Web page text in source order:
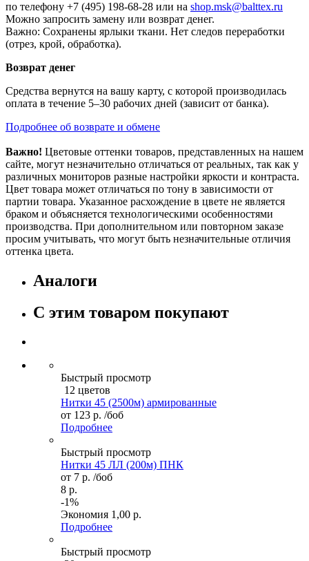
по телефону +7 (495) 198-68-28 или на shop.msk@balttex.ru
Можно запросить замену или возврат денег.
Важно: Сохранены ярлыки ткани. Нет следов переработки
(отрез, крой, обработка).
Возврат денег
Средства вернутся на вашу карту, с которой производилась
оплата в течение 5–30 рабочих дней (зависит от банка).
Подробнее об возврате и обмене
Важно! Цветовые оттенки товаров, представленных на нашем
сайте, могут незначительно отличаться от реальных, так как у
различных мониторов разные настройки яркости и контраста.
Цвет товара может отличаться по тону в зависимости от
партии товара. Указанное расхождение в цвете не является
браком и объясняется технологическими особенностями
производства. При дополнительном или повторном заказе
просим учитывать, что могут быть незначительные отличия
оттенка цвета.
Аналоги
С этим товаром покупают
Быстрый просмотр
12 цветов
Нитки 45 (2500м) армированные
от 123 р. /боб
Подробнее
Быстрый просмотр
Нитки 45 ЛЛ (200м) ПНК
от 7 р. /боб
8 р.
-1%
Экономия 1,00 р.
Подробнее
Быстрый просмотр